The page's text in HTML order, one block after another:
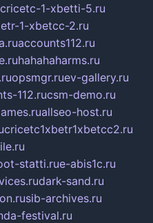
1-xbetti-5.ru
1-xbetcc-2.ru
accounts112.ru
hahahaharms.ru
opsmgr.ruev-gallery.ru
112.rucsm-demo.ru
allseo-host.ru
cricetc1xbetr1xbetcc2.ru
statti.rue-abis1c.ru
dark-sand.ru
sib-archives.ru
festival.ru